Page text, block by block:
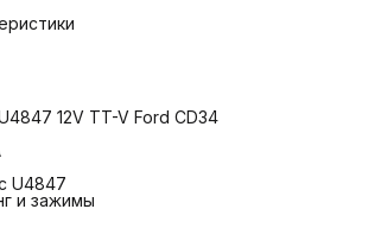
12V TT-V Ford CD34
U4847
и зажимы